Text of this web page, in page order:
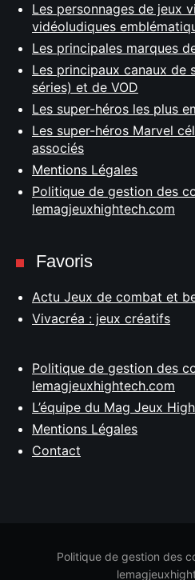
Les personnages de jeux
vidéoludiques
Les principales marques
Les principaux canaux de
séries) et de VOD
Les super-héros les plus
Les super-héros Marvel
associés
Mentions Légales
Politique de gestion des
lemagjeuxhightech.com
Favoris
Actu Jeux de combat et
Vivacréa : jeux créatifs
Politique de gestion des
lemagjeuxhightech.com
L’équipe du Mag Jeux
Mentions Légales
Contact
Politique de gestion des